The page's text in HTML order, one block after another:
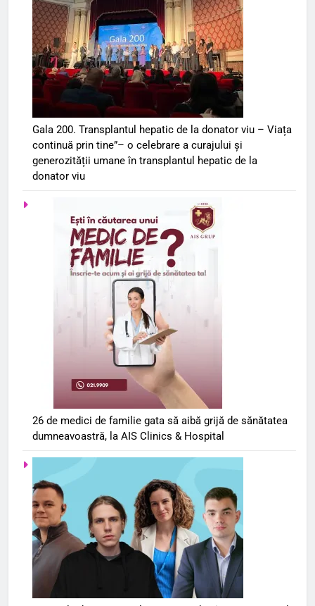
Gala 200. Transplantul hepatic de la donator viu – Viața
continuă prin tine”– o celebrare a curajului și
generozității umane în transplantul hepatic de la
donator viu
26 de medici de familie gata să aibă grijă de sănătatea
dumneavoastră, la AIS Clinics & Hospital